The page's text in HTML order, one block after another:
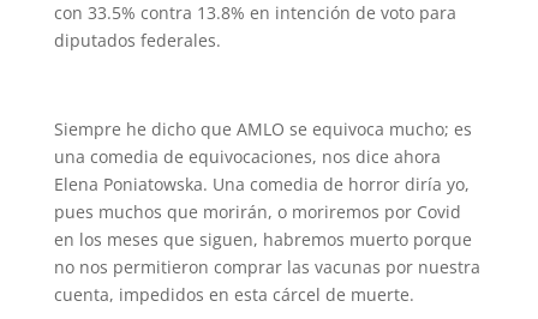
con 33.5% contra 13.8% en intención de voto para
diputados federales.
Siempre he dicho que AMLO se equivoca mucho; es
una comedia de equivocaciones, nos dice ahora
Elena Poniatowska. Una comedia de horror diría yo,
pues muchos que morirán, o moriremos por Covid
en los meses que siguen, habremos muerto porque
no nos permitieron comprar las vacunas por nuestra
cuenta, impedidos en esta cárcel de muerte.